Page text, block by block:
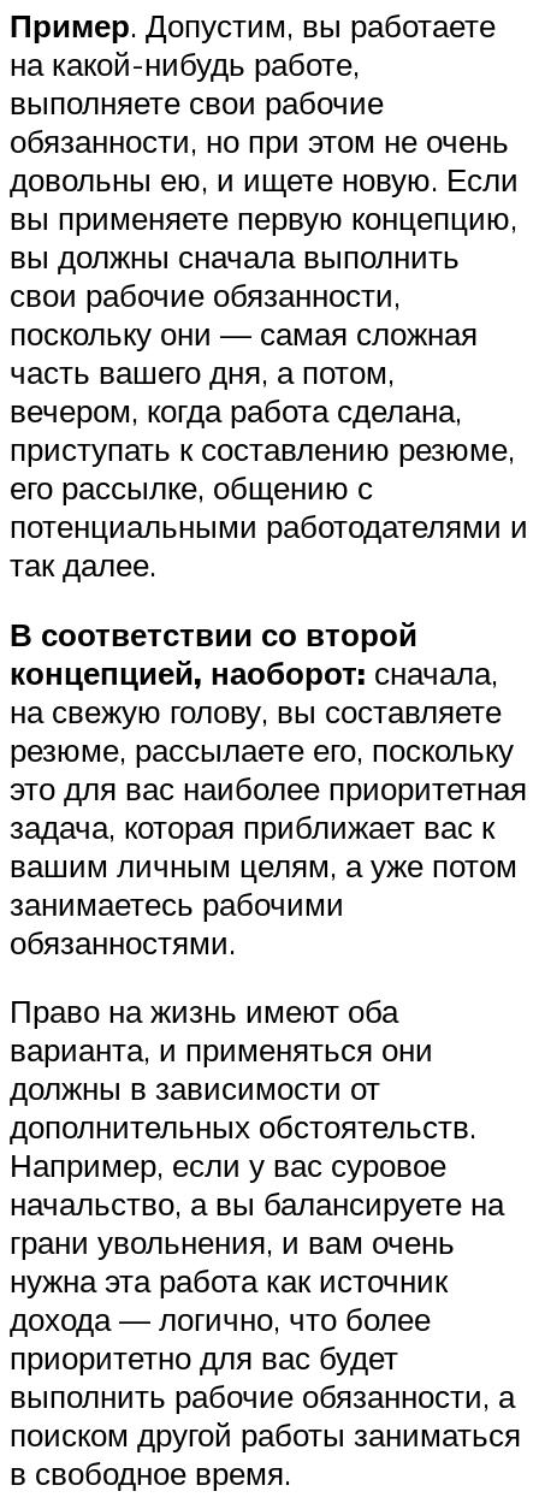
Пример. Допустим, вы работаете
на какой-нибудь работе,
выполняете свои рабочие
обязанности, но при этом не очень
довольны ею, и ищете новую. Если
вы применяете первую концепцию,
вы должны сначала выполнить
свои рабочие обязанности,
поскольку они — самая сложная
часть вашего дня, а потом,
вечером, когда работа сделана,
приступать к составлению резюме,
его рассылке, общению с
потенциальными работодателями и
так далее.
В соответствии со второй
концепцией, наоборот: сначала,
на свежую голову, вы составляете
резюме, рассылаете его, поскольку
это для вас наиболее приоритетная
задача, которая приближает вас к
вашим личным целям, а уже потом
занимаетесь рабочими
обязанностями.
Право на жизнь имеют оба
варианта, и применяться они
должны в зависимости от
дополнительных обстоятельств.
Например, если у вас суровое
начальство, а вы балансируете на
грани увольнения, и вам очень
нужна эта работа как источник
дохода — логично, что более
приоритетно для вас будет
выполнить рабочие обязанности, а
поиском другой работы заниматься
в свободное время.